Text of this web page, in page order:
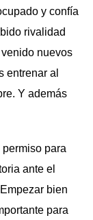
y confía
rivalidad
nuevos
entrenar al
Y además
para
ante el
bien
para